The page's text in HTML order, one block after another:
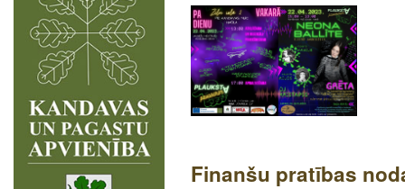
Finanšu pratības